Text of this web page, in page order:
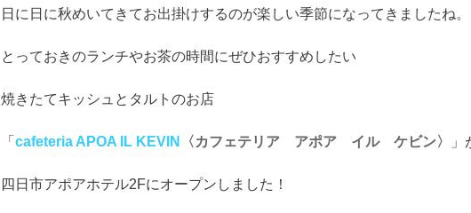
日に日に秋めいてきてお出掛けするのが楽しい季節になってきましたね。
とっておきのランチやお茶の時間にぜひおすすめしたい
焼きたてキッシュとタルトのお店
「 cafeteria APOA IL KEVIN 〈カフェテリア アポア イル ケビン〉 」
四日市アポアホテル2Fにオープンしました！